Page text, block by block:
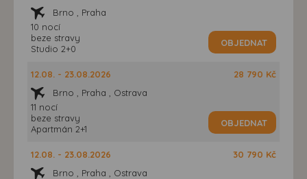
Brno , Praha
10 nocí
beze stravy
Studio 2+0
OBJEDNAT
12.08. - 23.08.2026
Brno , Praha , Ostrava
11 nocí
beze stravy
Apartmán 2+1
28 790 Kč
OBJEDNAT
12.08. - 23.08.2026
Brno , Praha , Ostrava
30 790 Kč